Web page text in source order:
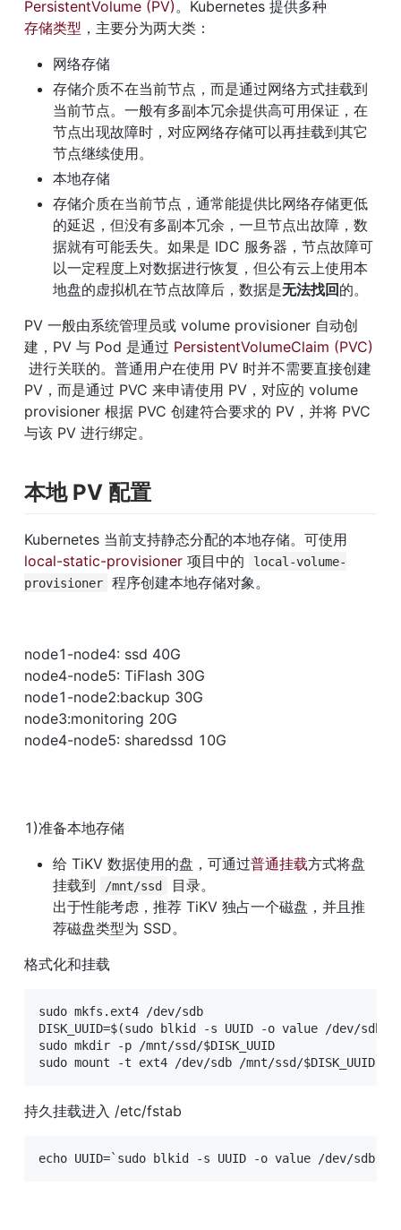
PersistentVolume (PV)。Kubernetes 提供多种
存储类型 ，主要分为两大类：
网络存储
存储介质不在当前节点，而是通过网络方式挂载到
当前节点。一般有多副本冗余提供高可用保证，在
节点出现故障时，对应网络存储可以再挂载到其它
节点继续使用。
本地存储
存储介质在当前节点，通常能提供比网络存储更低
的延迟，但没有多副本冗余，一旦节点出故障，数
据就有可能丢失。如果是 IDC 服务器，节点故障可
以一定程度上对数据进行恢复，但公有云上使用本
地盘的虚拟机在节点故障后，数据是无法找回 的。
PV 一般由系统管理员或 volume provisioner 自动创
建，PV 与 Pod 是通过 PersistentVolumeClaim (PVC)
进行关联的。普通用户在使用 PV 时并不需要直接创建
PV，而是通过 PVC 来申请使用 PV，对应的 volume
provisioner 根据 PVC 创建符合要求的 PV，并将 PVC
与该 PV 进行绑定。
本地 PV 配置
Kubernetes 当前支持静态分配的本地存储。可使用
local-static-provisioner 项目中的
local-volume-
provisioner
程序创建本地存储对象。
node1-node4: ssd 40G
node4-node5: TiFlash 30G
node1-node2:backup 30G
node3:monitoring 20G
node4-node5: sharedssd 10G
1)准备本地存储
给 TiKV 数据使用的盘，可通过普通挂载方式将盘
挂载到
/mnt/ssd
目录。
出于性能考虑，推荐 TiKV 独占一个磁盘，并且推
荐磁盘类型为 SSD。
格式化和挂载
sudo mkfs.ext4 /dev/sdb
DISK_UUID=$(sudo blkid -s UUID -o value /dev/sdb)
sudo mkdir -p /mnt/ssd/$DISK_UUID
sudo mount -t ext4 /dev/sdb /mnt/ssd/$DISK_UUID
持久挂载进入 /etc/fstab
echo UUID=`sudo blkid -s UUID -o value /dev/